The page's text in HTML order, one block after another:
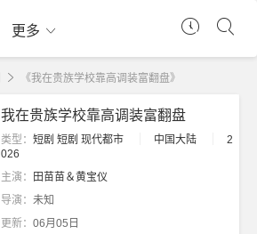
更多
《我在贵族学校靠高调装富翻盘》
我在贵族学校靠高调装富翻盘
类型： 短剧 短剧 现代都市 中国大陆
2
026
主演：
田苗苗＆黄宝仪
导演： 未知
更新： 06月05日